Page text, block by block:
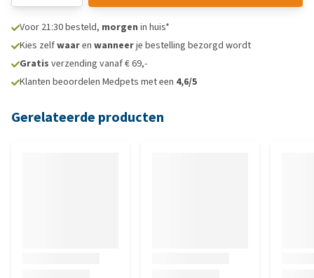
Voor 21:30 besteld, morgen in huis*
Kies zelfwaaren wanneerje bestelling bezorgd wordt
Gratis verzending vanaf € 69,-
Klanten beoordelen Medpets met een 4,6/5
Gerelateerde producten